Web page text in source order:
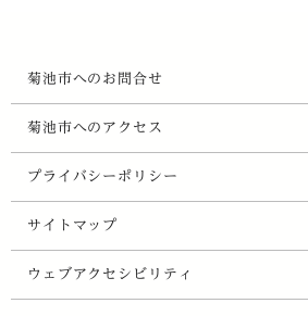
菊池市へのお問合せ
菊池市へのアクセス
プライバシーポリシー
サイトマップ
ウェブアクセシビリティ